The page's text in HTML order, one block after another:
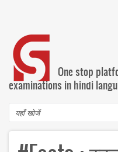
content
One stop
examinations in hindi
Search